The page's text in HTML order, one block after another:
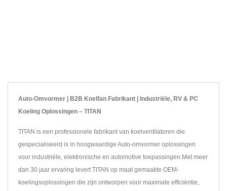
Auto-Omvormer | B2B Koelfan Fabrikant | Industriële, RV & PC
Koeling Oplossingen – TITAN
TITAN is een professionele fabrikant van koelventilatoren die
gespecialiseerd is in hoogwaardige Auto-omvormer oplossingen
voor industriële, elektronische en automotive toepassingen.Met meer
dan 30 jaar ervaring levert TITAN op maat gemaakte OEM-
koelingsoplossingen die zijn ontworpen voor maximale efficiëntie,